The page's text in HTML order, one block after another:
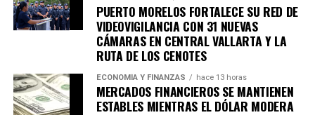
PUERTO MORELOS FORTALECE SU RED DE
VIDEOVIGILANCIA CON 31 NUEVAS
CÁMARAS EN CENTRAL VALLARTA Y LA
RUTA DE LOS CENOTES
ECONOMÍA Y FINANZAS hace 13 horas
MERCADOS FINANCIEROS SE MANTIENEN
ESTABLES MIENTRAS EL DÓLAR MODERA